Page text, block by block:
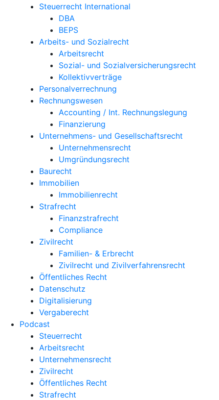
Steuerrecht International
DBA
BEPS
Arbeits- und Sozialrecht
Arbeitsrecht
Sozial- und Sozialversicherungsrecht
Kollektivverträge
Personalverrechnung
Rechnungswesen
Accounting / Int. Rechnungslegung
Finanzierung
Unternehmens- und Gesellschaftsrecht
Unternehmensrecht
Umgründungsrecht
Baurecht
Immobilien
Immobilienrecht
Strafrecht
Finanzstrafrecht
Compliance
Zivilrecht
Familien- & Erbrecht
Zivilrecht und Zivilverfahrensrecht
Öffentliches Recht
Datenschutz
Digitalisierung
Vergaberecht
Podcast
Steuerrecht
Arbeitsrecht
Unternehmens­recht
Zivilrecht
Öffentliches Recht
Strafrecht